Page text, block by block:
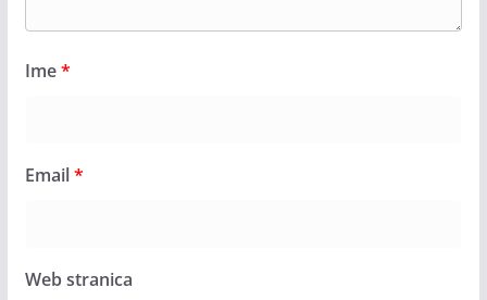
Ime*
Email*
Web stranica